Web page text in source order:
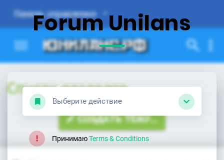
Forum Unilans
Выберите действие
ПринимаюTerms & Conditions